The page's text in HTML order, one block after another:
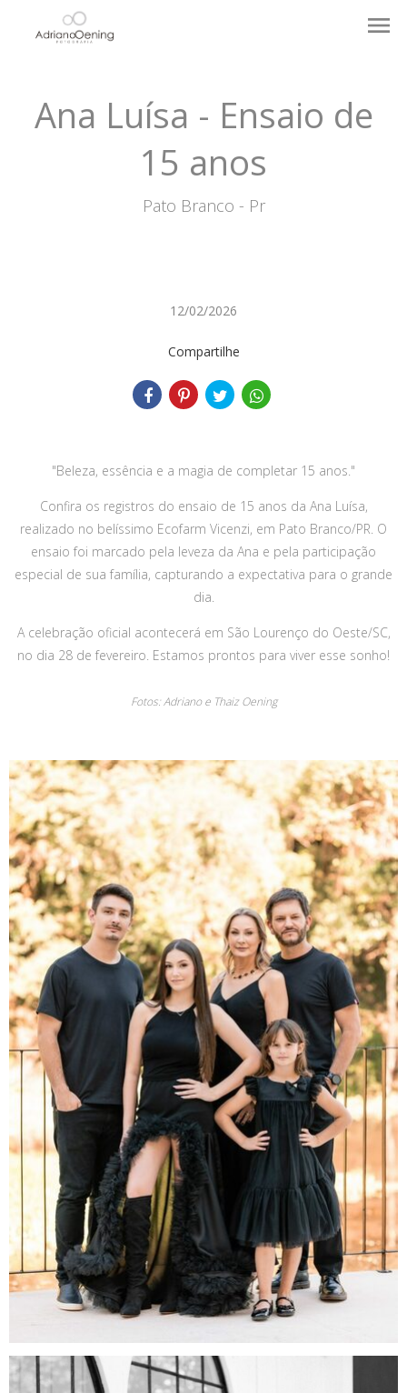
menu
Ana Luísa - Ensaio de
15 anos
Pato Branco - Pr
12/02/2026
Compartilhe
"Beleza, essência e a magia de completar 15 anos."
Confira os registros do ensaio de 15 anos da Ana Luísa,
realizado no belíssimo Ecofarm Vicenzi, em Pato Branco/PR. O
ensaio foi marcado pela leveza da Ana e pela participação
especial de sua família, capturando a expectativa para o grande
dia.
A celebração oficial acontecerá em São Lourenço do Oeste/SC,
no dia 28 de fevereiro. Estamos prontos para viver esse sonho!
Fotos: Adriano e Thaiz Oening